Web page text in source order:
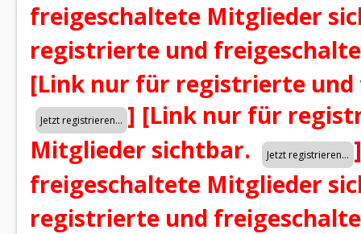
freigeschaltete Mitglieder
registrierte und
[Link nur für registrierte
] [Link nur für
Mitglieder sichtbar.
]
freigeschaltete Mitglieder
registrierte und